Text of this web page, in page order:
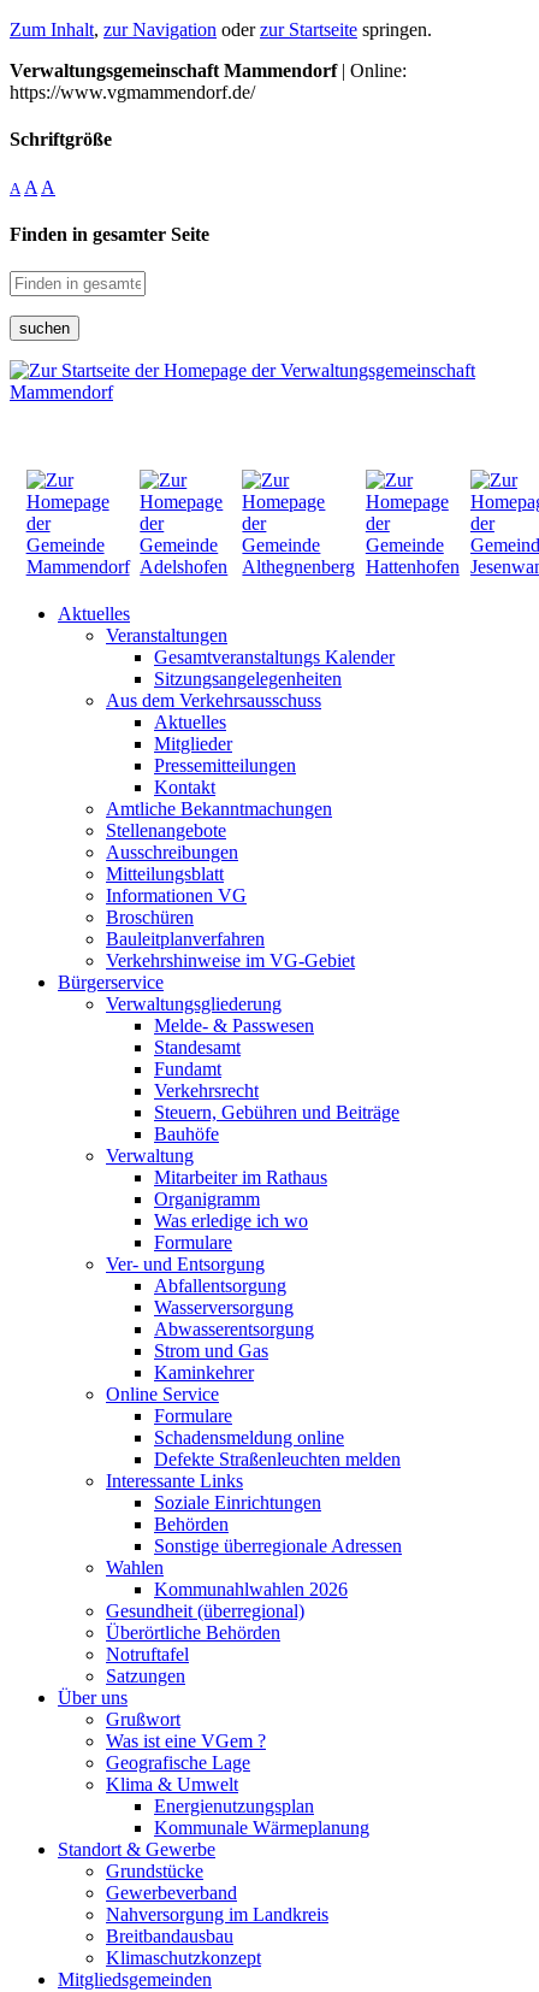
Zum Inhalt, zur Navigation oderzur Startseite springen.
Verwaltungsgemeinschaft Mammendorf| Online:
https://www.vgmammendorf.de/
Schriftgröße
A A A
Finden in gesamter Seite
suchen
Aktuelles
Veranstaltungen
Gesamtveranstaltungs Kalender
Sitzungsangelegenheiten
Aus dem Verkehrsausschuss
Aktuelles
Mitglieder
Pressemitteilungen
Kontakt
Amtliche Bekanntmachungen
Stellenangebote
Ausschreibungen
Mitteilungsblatt
Informationen VG
Broschüren
Bauleitplanverfahren
Verkehrshinweise im VG-Gebiet
Bürgerservice
Verwaltungsgliederung
Melde- & Passwesen
Standesamt
Fundamt
Verkehrsrecht
Steuern, Gebühren und Beiträge
Bauhöfe
Verwaltung
Mitarbeiter im Rathaus
Organigramm
Was erledige ich wo
Formulare
Ver- und Entsorgung
Abfallentsorgung
Wasserversorgung
Abwasserentsorgung
Strom und Gas
Kaminkehrer
Online Service
Formulare
Schadensmeldung online
Defekte Straßenleuchten melden
Interessante Links
Soziale Einrichtungen
Behörden
Sonstige überregionale Adressen
Wahlen
Kommunahlwahlen 2026
Gesundheit (überregional)
Überörtliche Behörden
Notruftafel
Satzungen
Über uns
Grußwort
Was ist eine VGem ?
Geografische Lage
Klima & Umwelt
Energienutzungsplan
Kommunale Wärmeplanung
Standort & Gewerbe
Grundstücke
Gewerbeverband
Nahversorgung im Landkreis
Breitbandausbau
Klimaschutzkonzept
Mitgliedsgemeinden